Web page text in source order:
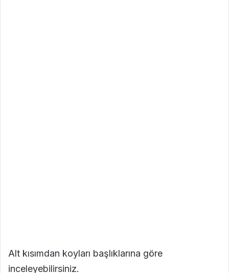
Alt kısımdan koyları başlıklarına göre
inceleyebilirsiniz.